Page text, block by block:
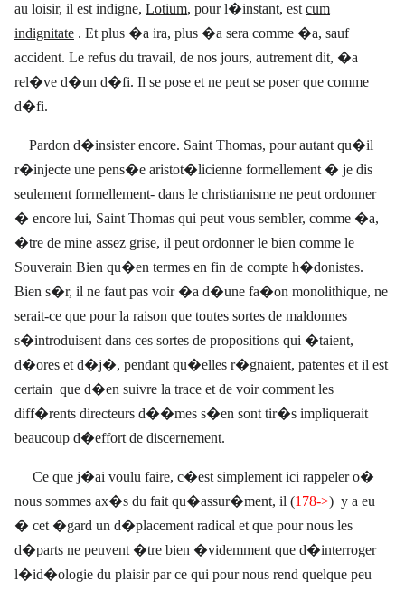
au loisir, il est indigne, Lotium, pour l�instant, est cum
indignitate . Et plus �a ira, plus �a sera comme �a, sauf
accident. Le refus du travail, de nos jours, autrement dit, �a
rel�ve d�un d�fi. Il se pose et ne peut se poser que comme
d�fi.
Pardon d�insister encore. Saint Thomas, pour autant qu�il
r�injecte une pens�e aristot�licienne formellement � je dis
seulement formellement- dans le christianisme ne peut ordonner
� encore lui, Saint Thomas qui peut vous sembler, comme �a,
�tre de mine assez grise, il peut ordonner le bien comme le
Souverain Bien qu�en termes en fin de compte h�donistes.
Bien s�r, il ne faut pas voir �a d�une fa�on monolithique, ne
serait-ce que pour la raison que toutes sortes de maldonnes
s�introduisent dans ces sortes de propositions qui �taient,
d�ores et d�j�, pendant qu�elles r�gnaient, patentes et il est
certain que d�en suivre la trace et de voir comment les
diff�rents directeurs d��mes s�en sont tir�s impliquerait
beaucoup d�effort de discernement.
Ce que j�ai voulu faire, c�est simplement ici rappeler o�
nous sommes ax�s du fait qu�assur�ment, il (178->) y a eu
� cet �gard un d�placement radical et que pour nous les
d�parts ne peuvent �tre bien �videmment que d�interroger
l�id�ologie du plaisir par ce qui pour nous rend quelque peu